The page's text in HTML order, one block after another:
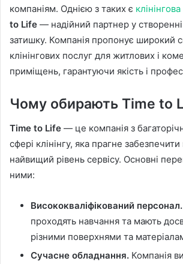
компаніям. Однією з таких є
to Life — надійний партнер у
затишку. Компанія пропонує широкий
клінінгових послуг для житлових і
приміщень, гарантуючи якість і
Чому обирають Time to
Time to Life — це компанія з
сфері клінінгу, яка прагне забезпечити
найвищий рівень сервісу. Основні
ними:
Висококваліфікований персонал.
проходять навчання та мають
різними поверхнями та
Сучасне обладнання. Компанія